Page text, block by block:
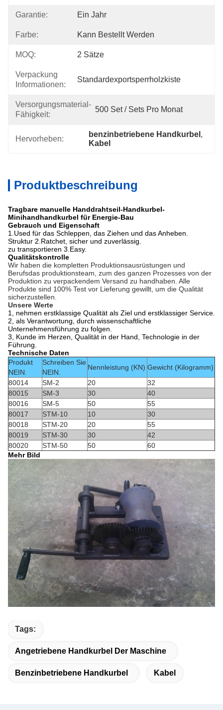
Garantie: Ein Jahr
Farbe: Kann Bestellt Werden
MOQ: 2 Sätze
Verpackung
Informationen:
Standardexportsperrholzkiste
Versorgungsmaterial-
Fähigkeit:
500 Set / Sets Pro Monat
Hervorheben:
benzinbetriebene Handkurbel ,
Kabel
Produktbeschreibung
Tragbare manuelle Handdrahtseil-Handkurbel-
Minihandhandkurbel für Energie-Bau
Gebrauch und Eigenschaft
1.Used für das Schleppen, das Ziehen und das Anheben.
Struktur 2.Ratchet, sicher und zuverlässig.
zu transportieren 3.Easy.
Qualitätskontrolle
Wir haben die kompletten Produktionsausrüstungen und
Berufsdas produktionsteam, zum des ganzen Prozesses von der
Produktion zu verpackendem Versand zu handhaben. Alle
Produkte sind 100% Test vor Lieferung gewillt, um die Qualität
sicherzustellen.
Unsere Werte
1, nehmen erstklassige Qualität als Ziel und erstklassiger Service.
2, als Verantwortung, durch wissenschaftliche
Unternehmensführung zu folgen.
3, Kunde im Herzen, Qualität in der Hand, Technologie in der
Führung.
Technische Daten
Produkt
NEIN.
Schreiben Sie
NEIN.
Nennleistung (KN) Gewicht (Kilogramm)
80014
SM-2 20
32
80015
SM-3 30
40
80016
SM-5 50
55
80017
STM-10 10
30
80018
STM-20 20
55
80019
STM-30 30
42
80020
STM-50 50
60
Mehr Bild
Tags:
Angetriebene Handkurbel Der Maschine
Benzinbetriebene Handkurbel Kabel